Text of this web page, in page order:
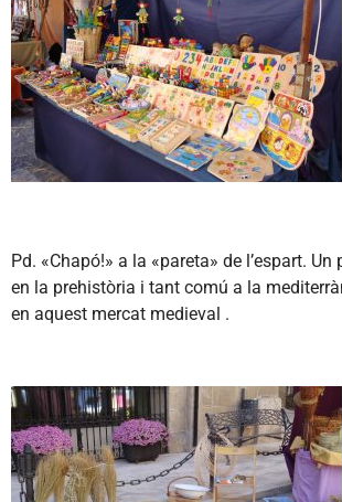
Pd. «Chapó!» a la «pareta» de l’espart.
en la prehistòria i tant comú a la
en aquest mercat medieval .